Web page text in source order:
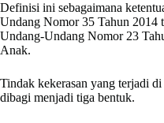
Definisi ini sebagaimana
Undang Nomor 35 Tahun 2014
Undang-Undang Nomor 23
Anak.
Tindak kekerasan yang terjadi
dibagi menjadi tiga bentuk.